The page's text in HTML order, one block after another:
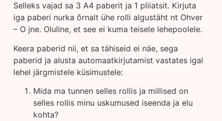
Selleks vajad sa 3 A4 paberit ja 1 pliiatsit. Kirjuta
iga paberi nurka õrnalt ühe rolli algustäht nt Ohver
– O jne. Oluline, et see ei kuma teisele lehepoolele.
Keera paberid nii, et sa tähiseid ei näe, sega
paberid ja alusta automaatkirjutamist vastates igal
lehel järgmistele küsimustele:
Mida ma tunnen selles rollis ja millised on
selles rollis minu uskumused iseenda ja elu
kohta?